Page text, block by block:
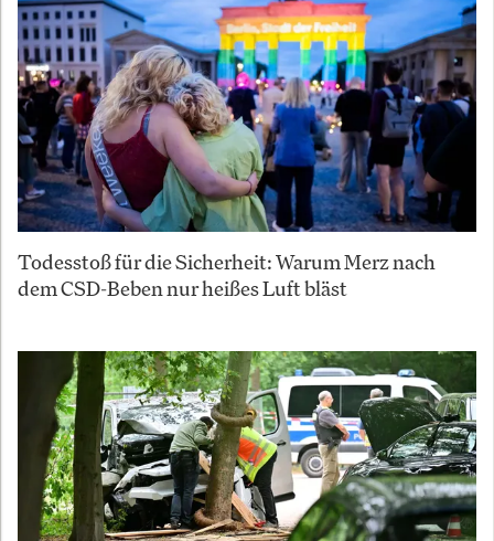
Todesstoß für die Sicherheit: Warum Merz nach
dem CSD-Beben nur heißes Luft bläst